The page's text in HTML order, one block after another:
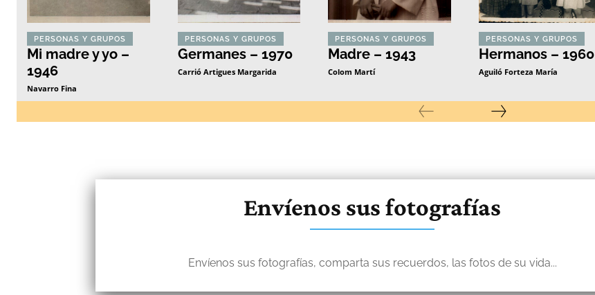
PERSONAS Y GRUPOS
Mi madre y yo –
1946
Navarro Fina
PERSONAS Y GRUPOS
Germanes – 1970
Carrió Artigues Margarida
PERSONAS Y GRUPOS
Madre – 1943
Colom Martí
PERSONAS Y GRUPOS
Hermanos – 1960
Aguiló Forteza María
Envíenos sus fotografías
Envíenos sus fotografías, comparta sus recuerdos, las fotos de su vida...